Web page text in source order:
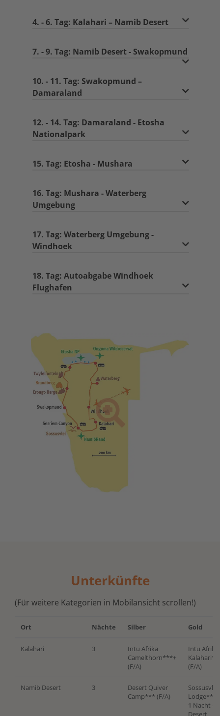
4. - 6. Tag: Kalahari – Namib Desert
7. - 9. Tag: Namib Desert - Swakopmund
10. - 11. Tag: Swakopmund –
Damaraland
12. - 14. Tag: Damaraland - Etosha
Nationalpark
15. Tag: Etosha - Mushara
16. Tag: Mushara - Waterberg
Umgebung
17. Tag: Waterberg Umgebung -
Windhoek
18. Tag: Autoabgabe Windhoek
Flughafen
Unterkünfte
(Für weitere Kategorien in Mobilansicht scrollen!)
Ort Nächte Silber Gold
Kalahari 3
Intu Afrika
Camelthorn***+
(F/A)
Intu Afrika
(F/A)
Namib Desert 3
Desert Quiver
Camp*** (F/A)
Sossusvlei
Lodge****
1 Nacht -
Desert